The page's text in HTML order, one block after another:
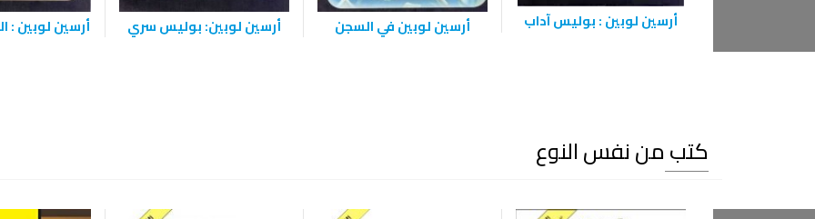
أرسين لوبين : بوليس آداب أرسين لوبين في السجن أرسين لوبين: بوليس سري أرسين لوبين :
كتب من نفس النوع